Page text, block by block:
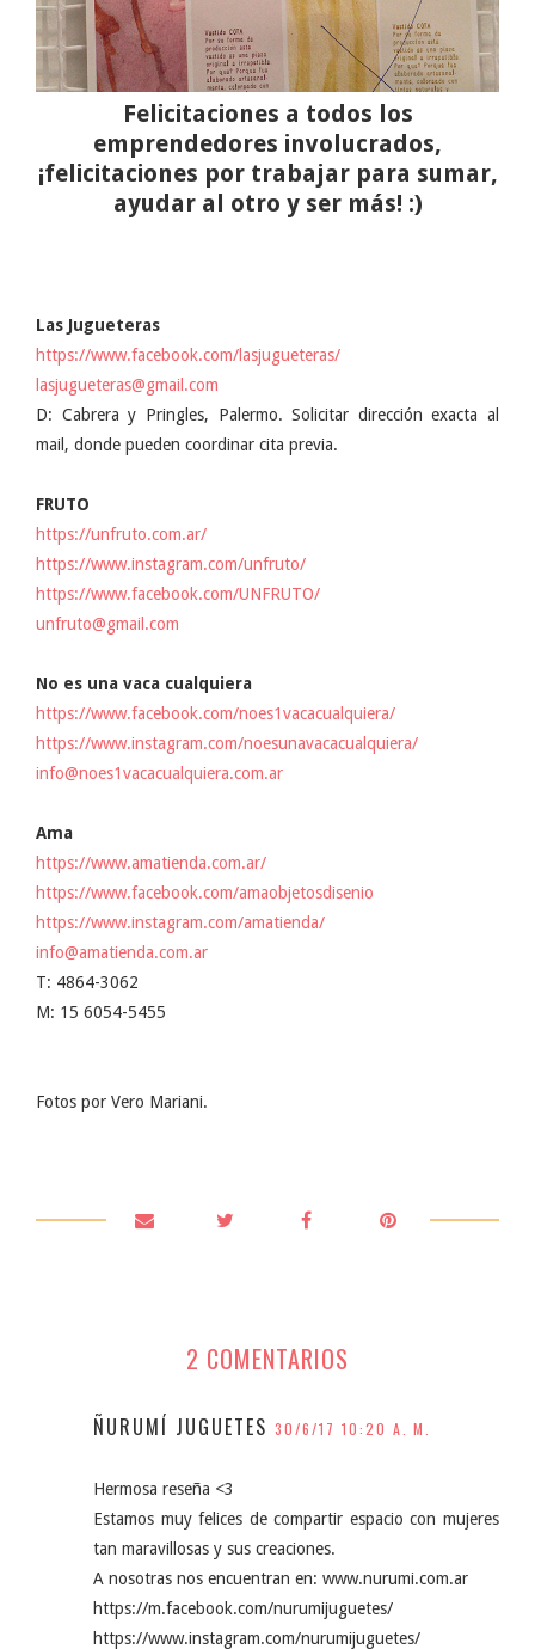
Felicitaciones a todos los
emprendedores involucrados,
¡felicitaciones por trabajar para sumar,
ayudar al otro y ser más! :)
Las Jugueteras
https://www.facebook.com/lasjugueteras/
lasjugueteras@gmail.com
D: Cabrera y Pringles, Palermo. Solicitar dirección exacta al
mail, donde pueden coordinar cita previa.
FRUTO
https://unfruto.com.ar/
https://www.instagram.com/unfruto/
https://www.facebook.com/UNFRUTO/
unfruto@gmail.com
No es una vaca cualquiera
https://www.facebook.com/noes1vacacualquiera/
https://www.instagram.com/noesunavacacualquiera/
info@noes1vacacualquiera.com.ar
Ama
https://www.amatienda.com.ar/
https://www.facebook.com/amaobjetosdisenio
https://www.instagram.com/amatienda/
info@amatienda.com.ar
T: 4864-3062
M: 15 6054-5455
Fotos por Vero Mariani.
2 COMENTARIOS
ÑURUMÍ JUGUETES 30/6/17 10:20 A. M.
Hermosa reseña <3
Estamos muy felices de compartir espacio con mujeres
tan maravillosas y sus creaciones.
A nosotras nos encuentran en: www.nurumi.com.ar
https://m.facebook.com/nurumijuguetes/
https://www.instagram.com/nurumijuguetes/